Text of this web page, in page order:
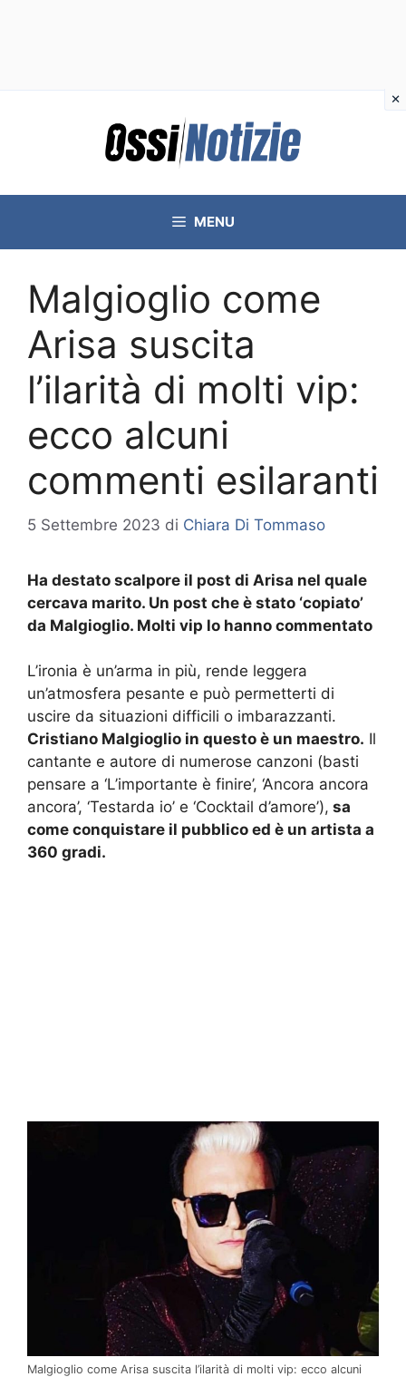
MENU
Malgioglio come
Arisa suscita
l’ilarità di molti vip:
ecco alcuni
commenti esilaranti
5 Settembre 2023 di Chiara Di Tommaso
Ha destato scalpore il post di Arisa nel quale
cercava marito. Un post che è stato ‘copiato’
da Malgioglio. Molti vip lo hanno commentato
L’ironia è un’arma in più, rende leggera
un’atmosfera pesante e può permetterti di
uscire da situazioni difficili o imbarazzanti.
Cristiano Malgioglio in questo è un maestro. Il
cantante e autore di numerose canzoni (basti
pensare a ‘L’importante è finire’, ‘Ancora ancora
ancora’, ‘Testarda io’ e ‘Cocktail d’amore’), sa
come conquistare il pubblico ed è un artista a
360 gradi.
Malgioglio come Arisa suscita l’ilarità di molti vip: ecco alcuni